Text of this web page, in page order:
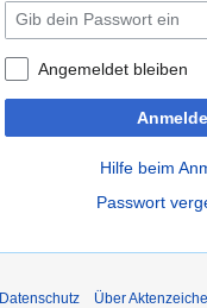
Angemeldet bleiben
Hilfe beim
Passwort
Datenschutz Über